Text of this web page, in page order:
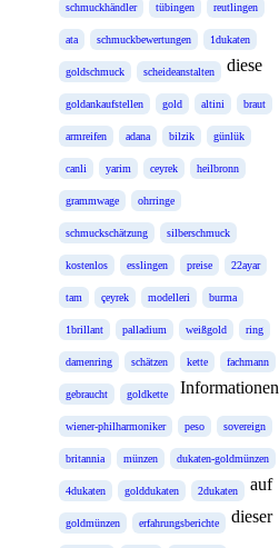
schmuckhändler tübingen reutlingen
ata schmuckbewertungen 1dukaten
goldschmuck scheideanstalten
goldankaufstellen gold altini braut
armreifen adana bilzik günlük
canli yarim ceyrek heilbronn
grammwage ohrringe
schmuckschätzung silberschmuck
kostenlos esslingen preise 22ayar
tam çeyrek modelleri burma
1brillant palladium weißgold ring
damenring schätzen kette fachmann
gebraucht goldkette
wiener-philharmoniker peso sovereign
britannia münzen dukaten-goldmünzen
4dukaten golddukaten 2dukaten
goldmünzen erfahrungsberichte
diese
Informationen
auf
dieser